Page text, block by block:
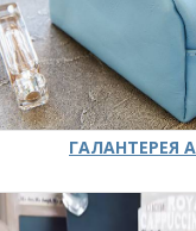
ГАЛАНТЕРЕЯ